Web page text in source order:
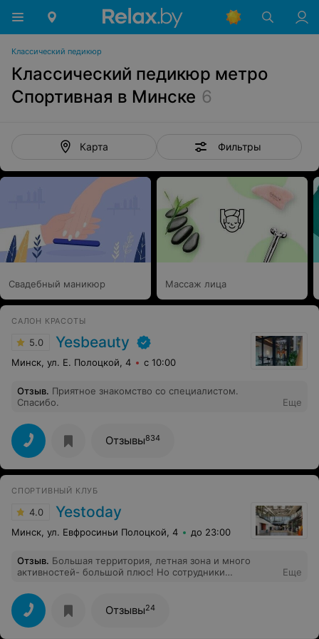
Классический педикюр
Классический педикюр метро
Спортивная в Минске 6
Карта Фильтры
Свадебный маникюр Массаж лица
САЛОН КРАСОТЫ
5.0 Yesbeauty
Минск, ул. Е. Полоцкой, 4 с 10:00
Отзыв. Приятное знакомство со специалистом.
Спасибо.
Еще
Отзывы834
СПОРТИВНЫЙ КЛУБ
4.0 Yestoday
Минск, ул. Евфросиньи Полоцкой, 4 до 23:00
Отзыв. Большая территория, летная зона и много
активностей- большой плюс! Но сотрудники
на летней зоне не может решить ни один вопрос, зато
легко может согнать вас с лежака. На мой отзыв о
проблеме сказала: да да, я послушаю ваше мнение. На
ресепшене ждала пока подключат камеру для фото
Еще
Отзывы24